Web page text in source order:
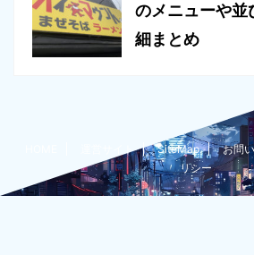
のメニューや並
細まとめ
運営サイト SiteMap お問
リシー